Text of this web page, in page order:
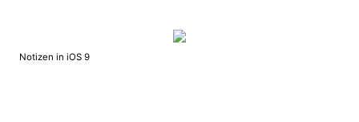
Notizen in iOS 9